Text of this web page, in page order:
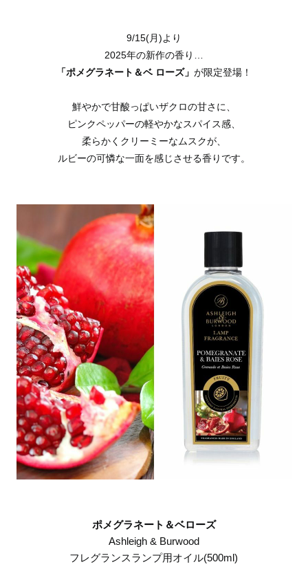
9/15(月)より
2025年の新作の香り…
「ポメグラネート＆ベ ローズ」 が限定登場！
鮮やかで甘酸っぱいザクロの甘さに、
ピンクペッパーの軽やかなスパイス感、
柔らかくクリーミーなムスクが、
ルビーの可憐な一面を感じさせる香りです。
ポメグラネート＆ベローズ
Ashleigh & Burwood
フレグランスランプ用オイル(500ml)